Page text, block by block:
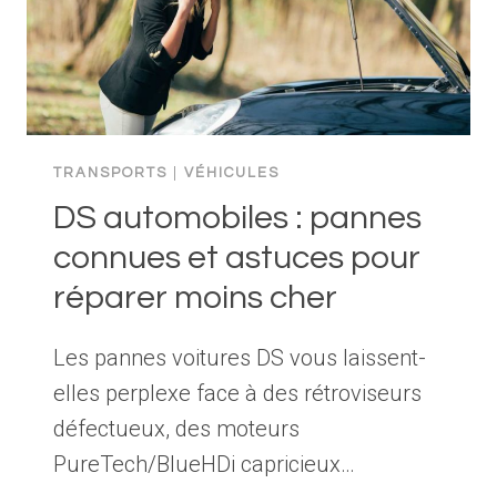
TRANSPORTS VÉHICULES
DS automobiles : pannes
connues et astuces pour
réparer moins cher
Les pannes voitures DS vous laissent-
elles perplexe face à des rétroviseurs
défectueux, des moteurs
PureTech/BlueHDi capricieux…